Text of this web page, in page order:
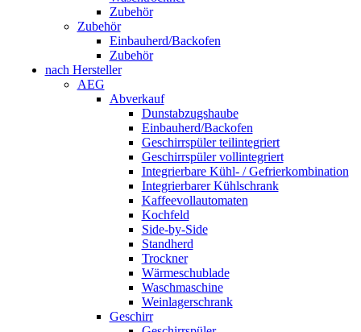
Zubehör
Zubehör
Einbauherd/Backofen
Zubehör
nach Hersteller
AEG
Abverkauf
Dunstabzugshaube
Einbauherd/Backofen
Geschirrspüler teilintegriert
Geschirrspüler vollintegriert
Integrierbare Kühl- / Gefrierkombination
Integrierbarer Kühlschrank
Kaffeevollautomaten
Kochfeld
Side-by-Side
Standherd
Trockner
Wärmeschublade
Waschmaschine
Weinlagerschrank
Geschirr